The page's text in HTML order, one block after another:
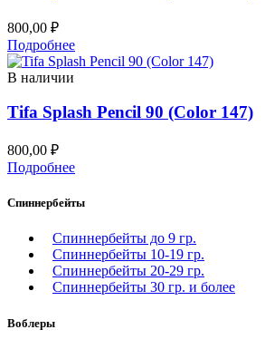
800,00 ₽
Подробнее
В наличии
Tifa Splash Pencil 90 (Color 147)
800,00 ₽
Подробнее
Спиннербейты
Спиннербейты до 9 гр.
Спиннербейты 10-19 гр.
Спиннербейты 20-29 гр.
Спиннербeйты 30 гр. и более
Воблеры